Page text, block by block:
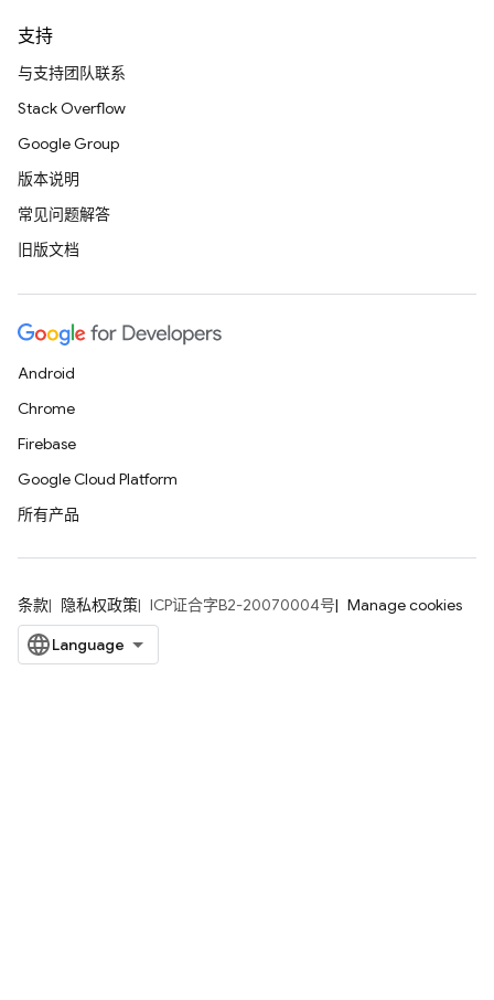
支持
与支持团队联系
Stack Overflow
Google Group
版本说明
常见问题解答
旧版文档
Android
Chrome
Firebase
Google Cloud Platform
所有产品
条款 隐私权政策 ICP证合字B2-20070004号 Manage cookies